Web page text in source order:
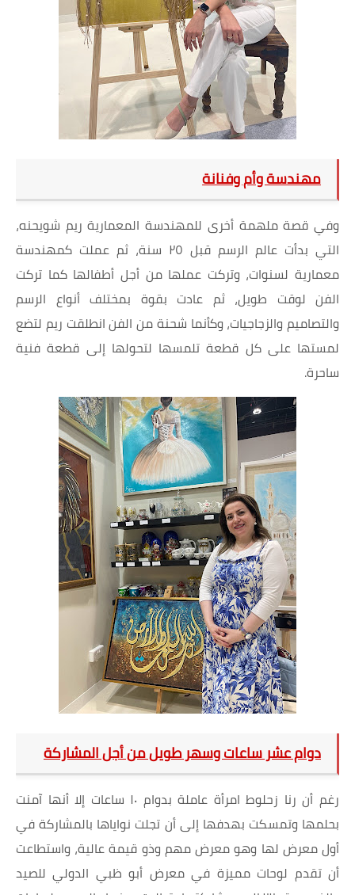
مهندسة وأم وفنانة
وفي قصة ملهمة أخرى للمهندسة المعمارية ريم شويحنه،
التي بدأت عالم الرسم قبل ٢٥ سنة، ثم عملت كمهندسة
معمارية لسنوات، وتركت عملها من أجل أطفالها كما تركت
الفن لوقت طويل، ثم عادت بقوة بمختلف أنواع الرسم
والتصاميم والزجاجيات، وكأنما شحنة من الفن انطلقت ريم لتضع
لمستها على كل قطعة تلمسها لتحولها إلى قطعة فنية
ساحرة.
دوام عشر ساعات وسهر طويل من أجل المشاركة
رغم أن رنا زحلوط امرأة عاملة بدوام ١٠ ساعات إلا أنها آمنت
بحلمها وتمسكت بهدفها إلى أن تجلت نواياها بالمشاركة في
أول معرض لها وهو معرض مهم وذو قيمة عالية، واستطاعت
أن تقدم لوحات مميزة في معرض أبو ظبي الدولي للصيد